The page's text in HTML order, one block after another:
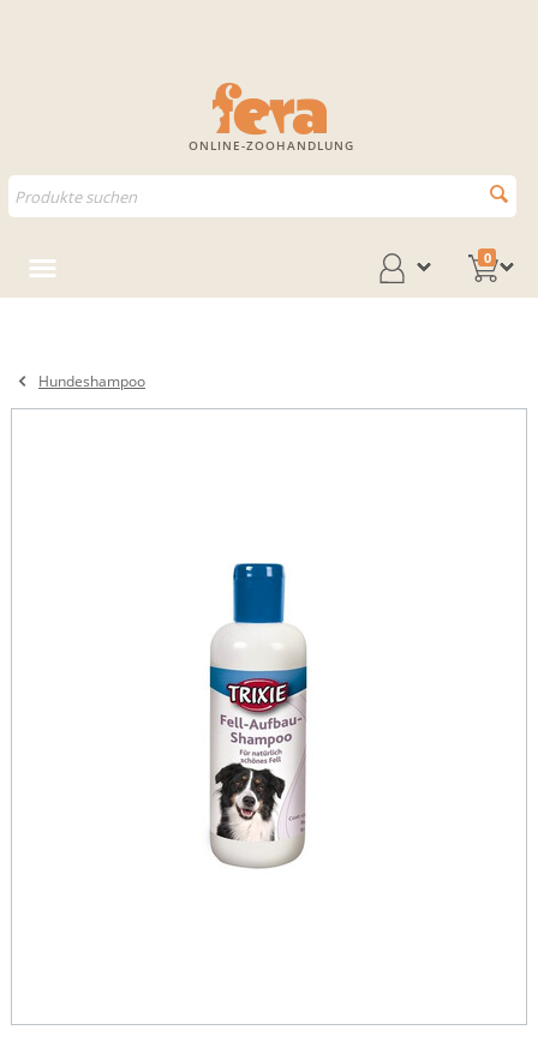
ONLINE-ZOOHANDLUNG
0
Hundeshampoo